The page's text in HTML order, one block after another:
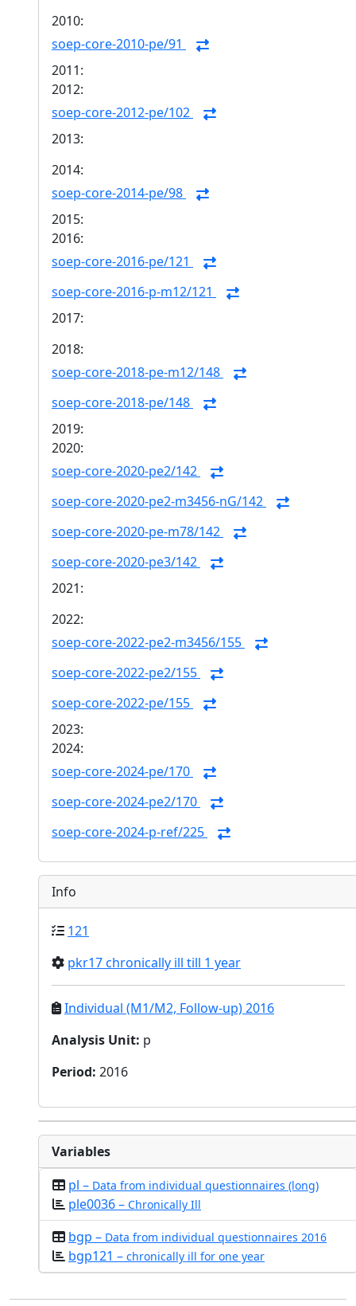
2010:
soep-core-2010-pe/91
2011:
2012:
soep-core-2012-pe/102
2013:
2014:
soep-core-2014-pe/98
2015:
2016:
soep-core-2016-pe/121
soep-core-2016-p-m12/121
2017:
2018:
soep-core-2018-pe-m12/148
soep-core-2018-pe/148
2019:
2020:
soep-core-2020-pe2/142
soep-core-2020-pe2-m3456-nG/142
soep-core-2020-pe-m78/142
soep-core-2020-pe3/142
2021:
2022:
soep-core-2022-pe2-m3456/155
soep-core-2022-pe2/155
soep-core-2022-pe/155
2023:
2024:
soep-core-2024-pe/170
soep-core-2024-pe2/170
soep-core-2024-p-ref/225
Info
121
pkr17 chronically ill till 1 year
Individual (M1/M2, Follow-up) 2016
Analysis Unit: p
Period: 2016
Variables
pl – Data from individual questionnaires (long)
ple0036 – Chronically Ill
bgp – Data from individual questionnaires 2016
bgp121 – chronically ill for one year